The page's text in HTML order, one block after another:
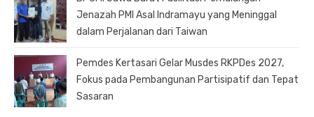
Jenazah PMI Asal Indramayu yang Meninggal
dalam Perjalanan dari Taiwan
Pemdes Kertasari Gelar Musdes RKPDes 2027,
Fokus pada Pembangunan Partisipatif dan Tepat
Sasaran